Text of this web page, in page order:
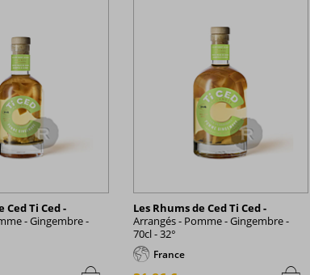
Ced Ti Ced -
- Gingembre -
Les Rhums de Ced Ti Ced -
Arrangés - Pomme - Gingembre -
70cl - 32°
France